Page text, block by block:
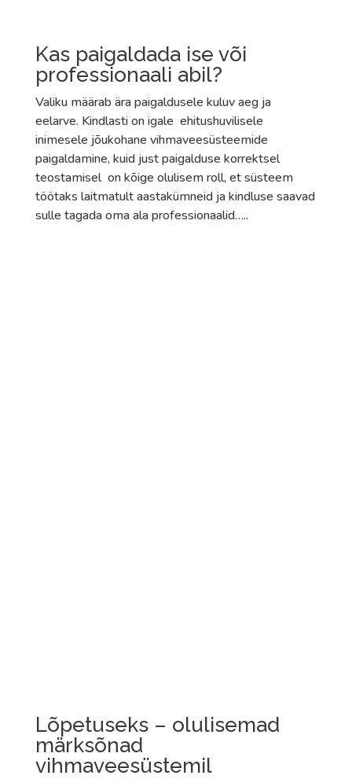
Kas paigaldada ise või
professionaali abil?
Valiku määrab ära paigaldusele kuluv aeg ja
eelarve. Kindlasti on igale ehitushuvilisele
inimesele jõukohane vihmaveesüsteemide
paigaldamine, kuid just paigalduse korrektsel
teostamisel on kõige olulisem roll, et süsteem
töötaks laitmatult aastakümneid ja kindluse saavad
sulle tagada oma ala professionaalid…..
Lõpetuseks – olulisemad
märksõnad
vihmaveesüstemil